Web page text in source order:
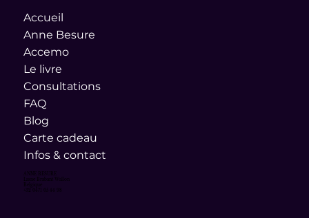
Accueil
Anne Besure
Accemo
Le livre
Consultations
FAQ
Blog
Carte cadeau
Infos & contact
ANNE BESURE
Lasne Brabant Wallon
+32 0471 05 44 98